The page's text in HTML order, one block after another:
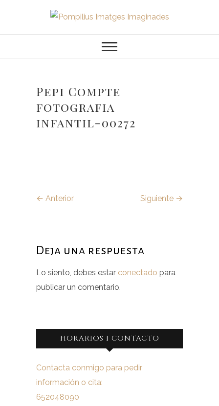
contenido
Pompilius
Imatges
Imaginades
Pepi Compte
fotografia
infantil-00272
← Anterior Siguiente →
Deja una respuesta
Lo siento, debes estar conectado para
publicar un comentario.
HORARIOS I CONTACTO
Contacta conmigo para pedir
información o cita:
652048090